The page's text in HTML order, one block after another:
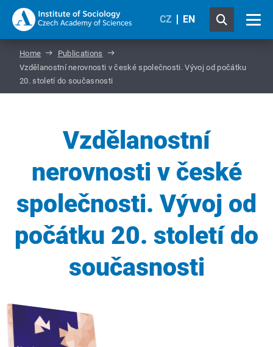
CZ EN
Home
Publications
Vzdělanostní nerovnosti v české společnosti. Vývoj od počátku
20. století do současnosti
Vzdělanostní
nerovnosti v české
společnosti. Vývoj od
počátku 20. století do
současnosti